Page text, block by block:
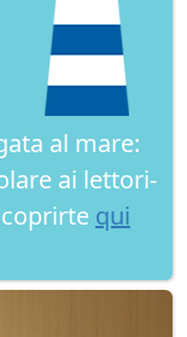
al mare:
ai lettori-
qui